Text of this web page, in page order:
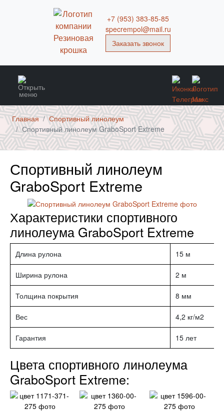
Главная
Спортивный линолеум
Спортивный линолеум GraboSport Extreme
Спортивный линолеум
GraboSport Extreme
Характеристики спортивного
линолеума GraboSport Extreme
Длина рулона 15 м
Ширина рулона 2 м
Толщина покрытия 8 мм
Вес 4,2 кг/м2
Гарантия 15 лет
Цвета спортивного линолеума
GraboSport Extreme:
+7 (953) 383-85-85
specrempol@mail.ru
Заказать звонок